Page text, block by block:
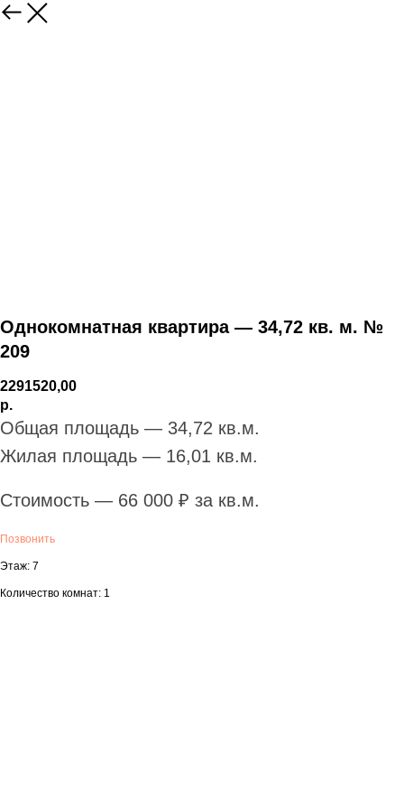
Однокомнатная квартира — 34,72 кв. м. №
209
2291520,00
р.
Общая площадь — 34,72 кв.м.
Жилая площадь — 16,01 кв.м.
Стоимость — 66 000 ₽ за кв.м.
Позвонить
Этаж: 7
Количество комнат: 1